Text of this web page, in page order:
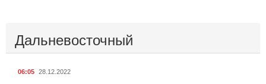
Дальневосточный
06:05 28.12.2022